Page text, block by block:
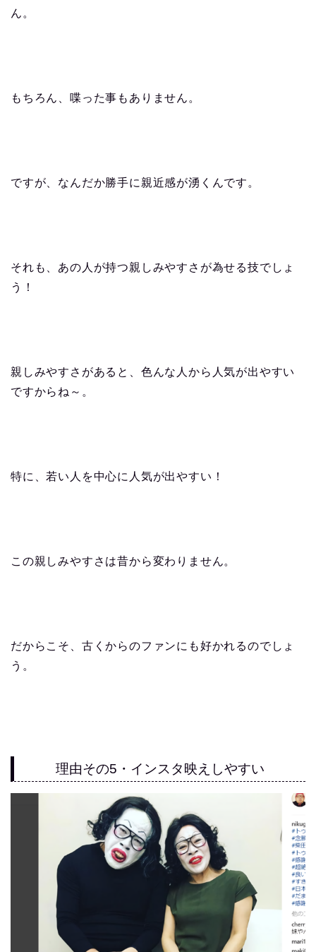
ん。
もちろん、喋った事もありません。
ですが、なんだか勝手に親近感が湧くんです。
それも、あの人が持つ親しみやすさが為せる技でしょ
う！
親しみやすさがあると、色んな人から人気が出やすい
ですからね～。
特に、若い人を中心に人気が出やすい！
この親しみやすさは昔から変わりません。
だからこそ、古くからのファンにも好かれるのでしょ
う。
理由その5・インスタ映えしやすい